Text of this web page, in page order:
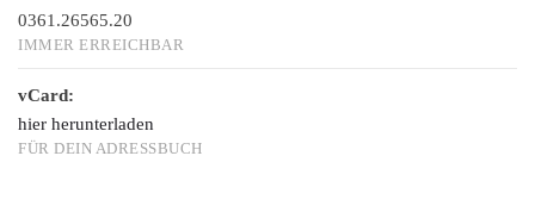
0361.26565.20
IMMER ERREICHBAR
vCard:
hier herunterladen
FÜR DEIN ADRESSBUCH